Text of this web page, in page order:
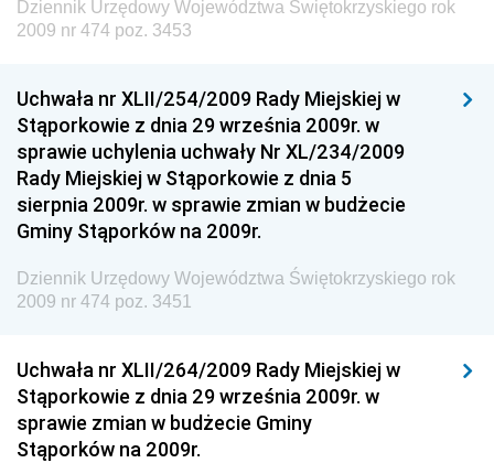
Gospodarki Przestrzennej
Dziennik Urzędowy Ministerstwa Przemysłu
Chemicznego i Lekkiego
Dziennik Urzędowy Ministerstwa Rolnictwa i
Gospodarki Żywnościowej
Społecznej
Dziennik Urzędowy Ministra Cyfryzacji
Dziennik Urzędowy Ministra Infrastruktury i
Budownictwa
Dziennik Urzędowy Ministra Gospodarki Morskiej i
Dziennik Urzędowy Województwa Świętokrzyskiego rok
2009 nr 474 poz. 3453
Uchwała nr XLII/254/2009 Rady Miejskiej w
Stąporkowie z dnia 29 września 2009r. w
sprawie uchylenia uchwały Nr XL/234/2009
Rady Miejskiej w Stąporkowie z dnia 5
sierpnia 2009r. w sprawie zmian w budżecie
Gminy Stąporków na 2009r.
Dziennik Urzędowy Województwa Świętokrzyskiego rok
2009 nr 474 poz. 3451
Uchwała nr XLII/264/2009 Rady Miejskiej w
Stąporkowie z dnia 29 września 2009r. w
sprawie zmian w budżecie Gminy
Stąporków na 2009r.